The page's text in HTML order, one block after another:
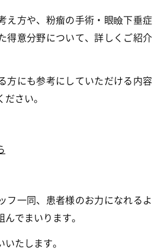
え方や、粉瘤の手術・眼瞼下垂症
得意分野について、詳しくご紹介
方にも参考にしていただける内容
さい。
フ一同、患者様のお力になれるよ
んでまいります。
いたします。